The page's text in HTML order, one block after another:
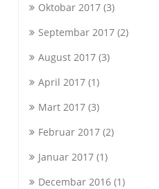
Oktobar 2017(3)
Septembar 2017(2)
August 2017(3)
April 2017(1)
Mart 2017(3)
Februar 2017(2)
Januar 2017(1)
Decembar 2016(1)